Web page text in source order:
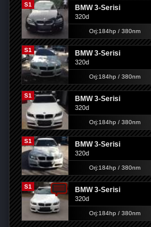
S1 BMW 3-Serisi
320d
Orj:184hp / 380nm
S1 BMW 3-Serisi
320d
Orj:184hp / 380nm
S1 BMW 3-Serisi
320d
Orj:184hp / 380nm
S1 BMW 3-Serisi
320d
Orj:184hp / 380nm
S1 BMW 3-Serisi
320d
Orj:184hp / 380nm